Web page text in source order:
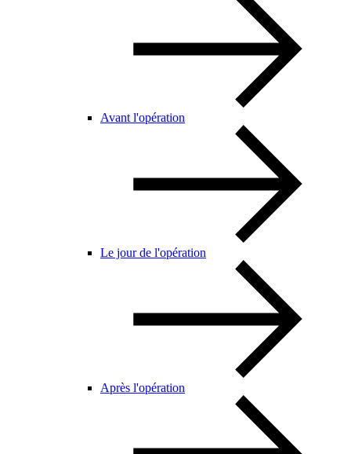
Avant l'opération
Le jour de l'opération
Après l'opération